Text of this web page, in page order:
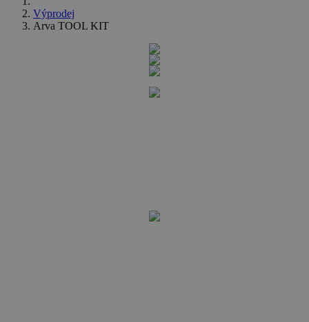
Výprodej
Arva TOOL KIT